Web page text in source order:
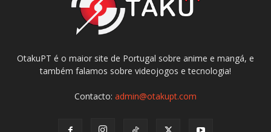
OtakuPT é o maior site de Portugal sobre anime e mangá, e
também falamos sobre videojogos e tecnologia!
Contacto: admin@otakupt.com